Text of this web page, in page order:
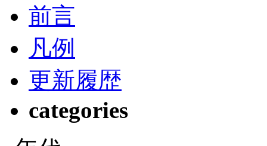
前言
凡例
更新履歴
categories